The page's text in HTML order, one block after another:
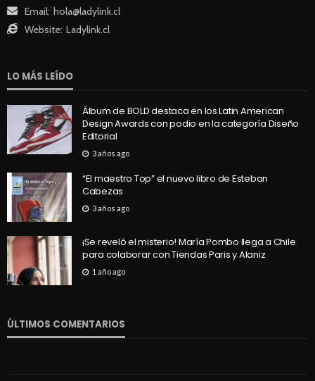
Email: hola@ladylink.cl
Website: Ladylink.cl
LO MÁS LEÍDO
Álbum de BOLD destaca en los Latin American
Design Awards con podio en la categoría Diseño
Editorial
3 años ago
“El maestro Top” el nuevo libro de Esteban
Cabezas
3 años ago
¡Se reveló el misterio! María Pombo llega a Chile
para colaborar con Tiendas Paris y Alaniz
1 año ago
ÚLTIMOS COMENTARIOS